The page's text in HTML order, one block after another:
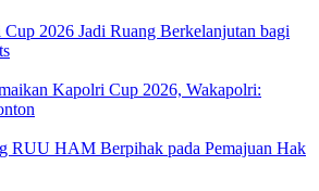
2026 Jadi Ruang Berkelanjutan bagi
Kapolri Cup 2026, Wakapolri:
RUU HAM Berpihak pada Pemajuan Hak